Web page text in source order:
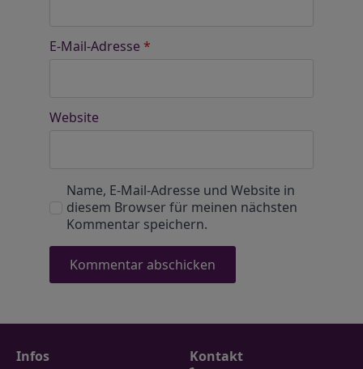
E-Mail-Adresse *
Website
Name, E-Mail-Adresse und Website in
diesem Browser für meinen nächsten
Kommentar speichern.
Infos Kontakt